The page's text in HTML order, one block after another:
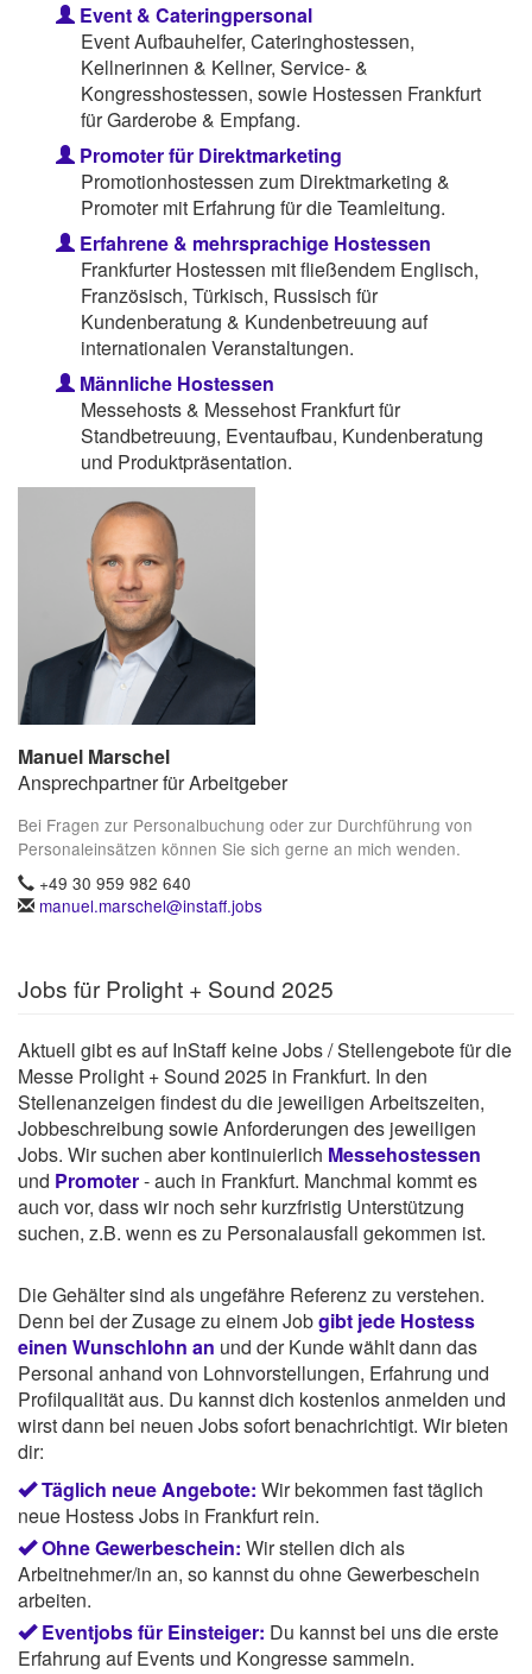
Event & Cateringpersonal
Event Aufbauhelfer, Cateringhostessen,
Kellnerinnen & Kellner, Service- &
Kongresshostessen, sowie Hostessen Frankfurt
für Garderobe & Empfang.
Promoter für Direktmarketing
Promotionhostessen zum Direktmarketing &
Promoter mit Erfahrung für die Teamleitung.
Erfahrene & mehrsprachige Hostessen
Frankfurter Hostessen mit fließendem Englisch,
Französisch, Türkisch, Russisch für
Kundenberatung & Kundenbetreuung auf
internationalen Veranstaltungen.
Männliche Hostessen
Messehosts & Messehost Frankfurt für
Standbetreuung, Eventaufbau, Kundenberatung
und Produktpräsentation.
Manuel Marschel
Ansprechpartner für Arbeitgeber
Bei Fragen zur Personalbuchung oder zur Durchführung von
Personaleinsätzen können Sie sich gerne an mich wenden.
+49 30 959 982 640
manuel.marschel@instaff.jobs
Jobs für Prolight + Sound 2025
Aktuell gibt es auf InStaff keine Jobs / Stellengebote für die
Messe Prolight + Sound 2025 in Frankfurt. In den
Stellenanzeigen findest du die jeweiligen Arbeitszeiten,
Jobbeschreibung sowie Anforderungen des jeweiligen
Jobs. Wir suchen aber kontinuierlich Messehostessen
und Promoter- auch in Frankfurt. Manchmal kommt es
auch vor, dass wir noch sehr kurzfristig Unterstützung
suchen, z.B. wenn es zu Personalausfall gekommen ist.
Die Gehälter sind als ungefähre Referenz zu verstehen.
Denn bei der Zusage zu einem Jobgibt jede Hostess
einen Wunschlohn an und der Kunde wählt dann das
Personal anhand von Lohnvorstellungen, Erfahrung und
Profilqualität aus. Du kannst dich kostenlos anmelden und
wirst dann bei neuen Jobs sofort benachrichtigt. Wir bieten
dir:
Täglich neue Angebote: Wir bekommen fast täglich
neue Hostess Jobs in Frankfurt rein.
Ohne Gewerbeschein: Wir stellen dich als
Arbeitnehmer/in an, so kannst du ohne Gewerbeschein
arbeiten.
Eventjobs für Einsteiger: Du kannst bei uns die erste
Erfahrung auf Events und Kongresse sammeln.